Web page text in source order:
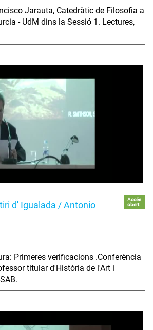
Jarauta, Catedràtic de Filosofia a
- UdM dins la Sessió 1. Lectures,
d' Igualada / Antonio
Accés
obert
Primeres verificacions .Conferència
titular d'Història de l'Art i